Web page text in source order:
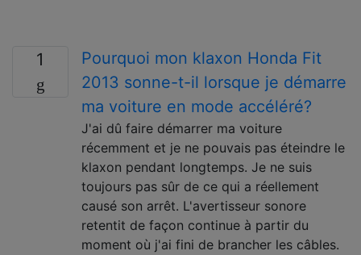
1
Pourquoi mon klaxon Honda Fit
2013 sonne-t-il lorsque je démarre
ma voiture en mode accéléré?
J'ai dû faire démarrer ma voiture
récemment et je ne pouvais pas éteindre le
klaxon pendant longtemps. Je ne suis
toujours pas sûr de ce qui a réellement
causé son arrêt. L'avertisseur sonore
retentit de façon continue à partir du
moment où j'ai fini de brancher les câbles.